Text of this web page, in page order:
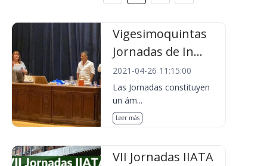
Vigesimoquintas
Jornadas de In...
2021-04-26 11:15:00
Las Jornadas constituyen
un ám...
Leer más
VII Jornadas IIATA